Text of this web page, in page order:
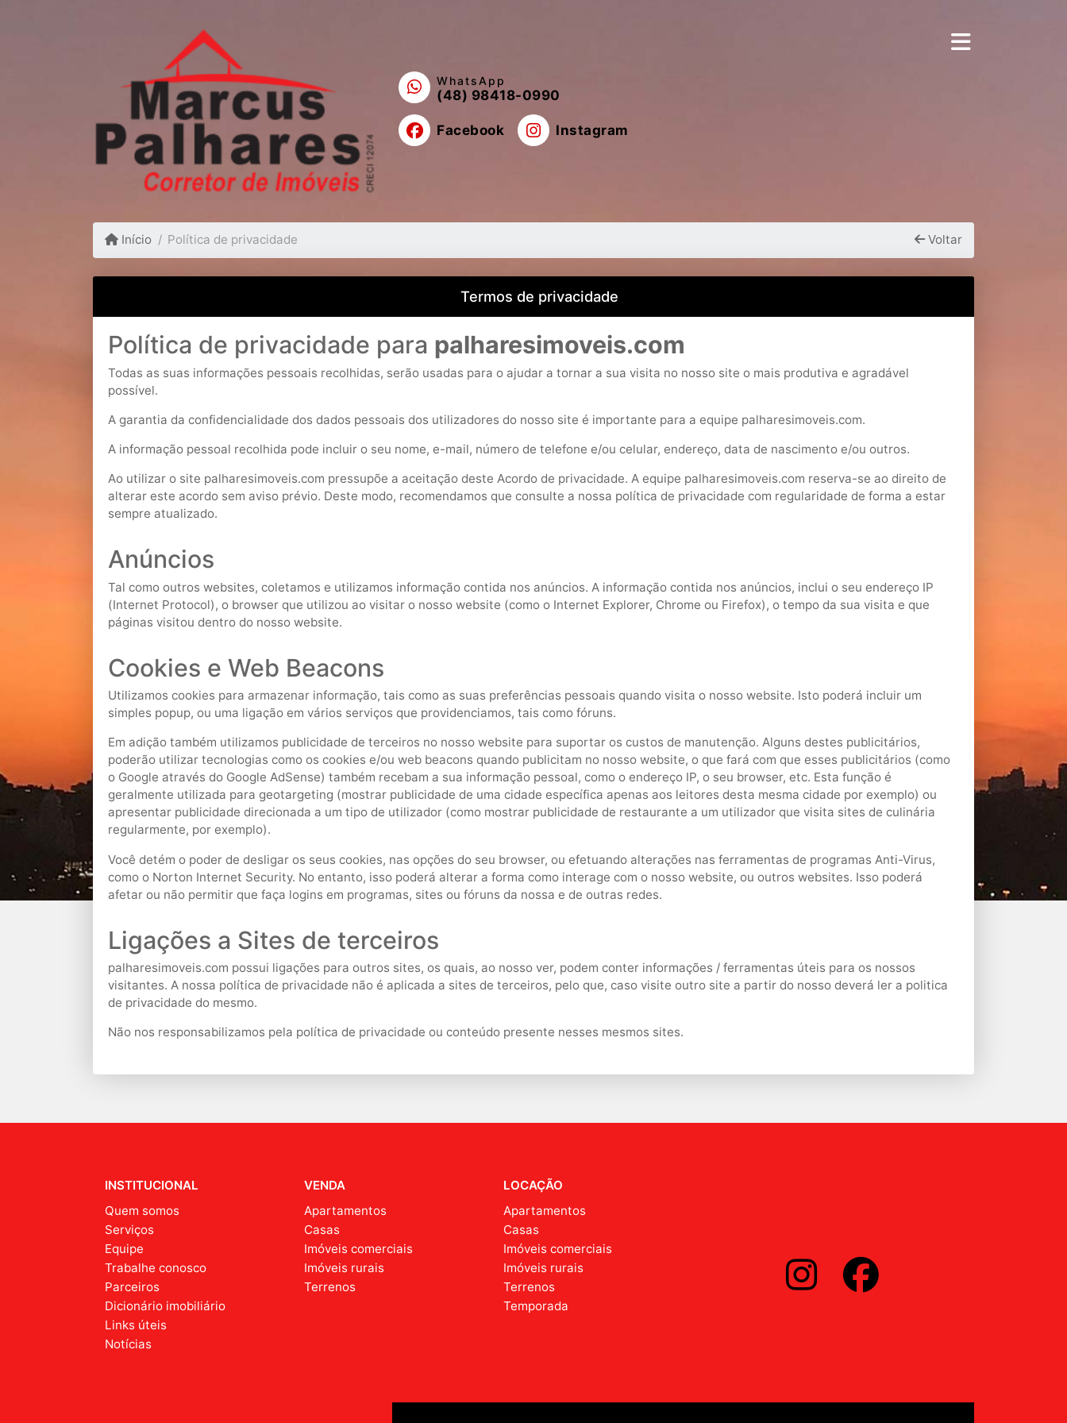
WhatsApp
(48) 98418-0990
Facebook Instagram
Início Política de privacidade Voltar
Termos de privacidade
Política de privacidade para palharesimoveis.com
Todas as suas informações pessoais recolhidas, serão usadas para o ajudar a tornar a sua visita no nosso site o mais produtiva e agradável
possível.
A garantia da confidencialidade dos dados pessoais dos utilizadores do nosso site é importante para a equipe palharesimoveis.com.
A informação pessoal recolhida pode incluir o seu nome, e-mail, número de telefone e/ou celular, endereço, data de nascimento e/ou outros.
Ao utilizar o site palharesimoveis.com pressupõe a aceitação deste Acordo de privacidade. A equipe palharesimoveis.com reserva-se ao direito de
alterar este acordo sem aviso prévio. Deste modo, recomendamos que consulte a nossa política de privacidade com regularidade de forma a estar
sempre atualizado.
Anúncios
Tal como outros websites, coletamos e utilizamos informação contida nos anúncios. A informação contida nos anúncios, inclui o seu endereço IP
(Internet Protocol), o browser que utilizou ao visitar o nosso website (como o Internet Explorer, Chrome ou Firefox), o tempo da sua visita e que
páginas visitou dentro do nosso website.
Cookies e Web Beacons
Utilizamos cookies para armazenar informação, tais como as suas preferências pessoais quando visita o nosso website. Isto poderá incluir um
simples popup, ou uma ligação em vários serviços que providenciamos, tais como fóruns.
Em adição também utilizamos publicidade de terceiros no nosso website para suportar os custos de manutenção. Alguns destes publicitários,
poderão utilizar tecnologias como os cookies e/ou web beacons quando publicitam no nosso website, o que fará com que esses publicitários (como
o Google através do Google AdSense) também recebam a sua informação pessoal, como o endereço IP, o seu browser, etc. Esta função é
geralmente utilizada para geotargeting (mostrar publicidade de uma cidade específica apenas aos leitores desta mesma cidade por exemplo) ou
apresentar publicidade direcionada a um tipo de utilizador (como mostrar publicidade de restaurante a um utilizador que visita sites de culinária
regularmente, por exemplo).
Você detém o poder de desligar os seus cookies, nas opções do seu browser, ou efetuando alterações nas ferramentas de programas Anti-Virus,
como o Norton Internet Security. No entanto, isso poderá alterar a forma como interage com o nosso website, ou outros websites. Isso poderá
afetar ou não permitir que faça logins em programas, sites ou fóruns da nossa e de outras redes.
Ligações a Sites de terceiros
palharesimoveis.com possui ligações para outros sites, os quais, ao nosso ver, podem conter informações / ferramentas úteis para os nossos
visitantes. A nossa política de privacidade não é aplicada a sites de terceiros, pelo que, caso visite outro site a partir do nosso deverá ler a politica
de privacidade do mesmo.
Não nos responsabilizamos pela política de privacidade ou conteúdo presente nesses mesmos sites.
INSTITUCIONAL
Quem somos
Serviços
Equipe
Trabalhe conosco
Parceiros
Dicionário imobiliário
Links úteis
Notícias
VENDA
Apartamentos
Casas
Imóveis comerciais
Imóveis rurais
Terrenos
LOCAÇÃO
Apartamentos
Casas
Imóveis comerciais
Imóveis rurais
Terrenos
Temporada